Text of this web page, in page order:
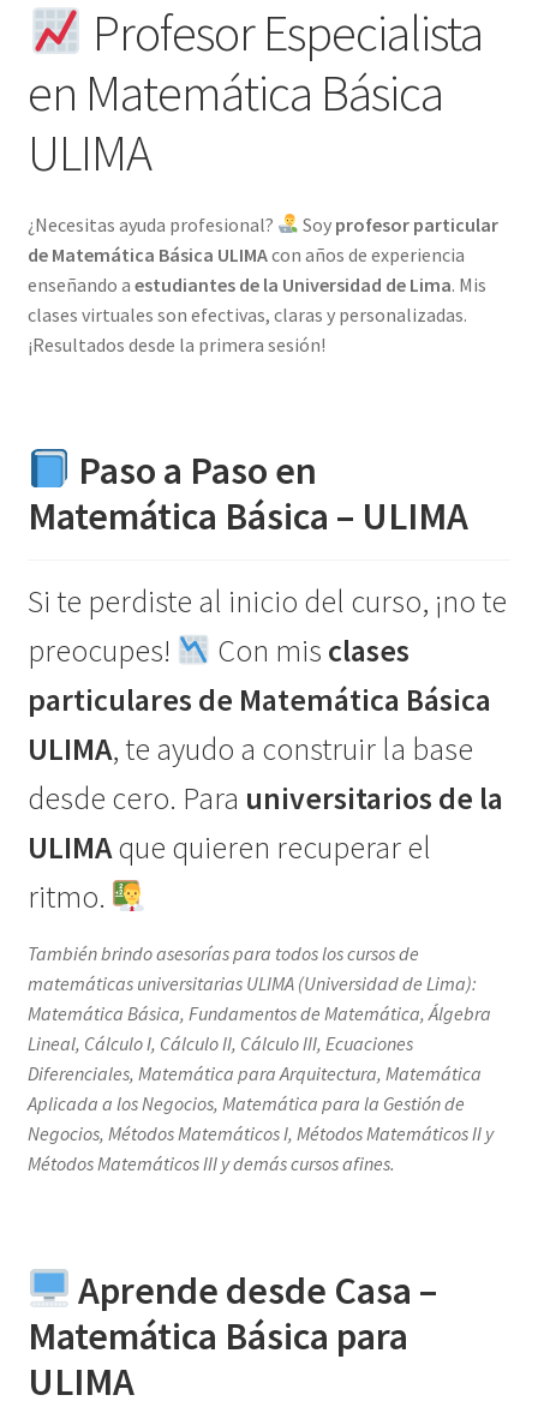
Profesor Especialista
en Matemática Básica
ULIMA
¿Necesitas ayuda profesional? Soy profesor particular
de Matemática Básica ULIMAcon años de experiencia
enseñando a estudiantes de la Universidad de Lima. Mis
clases virtuales son efectivas, claras y personalizadas.
¡Resultados desde la primera sesión!
Paso a Paso en
Matemática Básica – ULIMA
Si te perdiste al inicio del curso, ¡no te
preocupes!
Con mis clases
particulares de Matemática Básica
ULIMA, te ayudo a construir la base
desde cero. Para universitarios de la
ULIMAque quieren recuperar el
ritmo.
También brindo asesorías para todos los cursos de
matemáticas universitarias ULIMA (Universidad de Lima):
Matemática Básica, Fundamentos de Matemática, Álgebra
Lineal, Cálculo I, Cálculo II, Cálculo III, Ecuaciones
Diferenciales, Matemática para Arquitectura, Matemática
Aplicada a los Negocios, Matemática para la Gestión de
Negocios, Métodos Matemáticos I, Métodos Matemáticos II y
Métodos Matemáticos III y demás cursos afines.
Aprende desde Casa –
Matemática Básica para
ULIMA